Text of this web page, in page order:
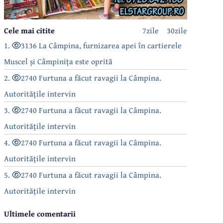
30zile
7zile
Cele mai citite
1.
3136 La Câmpina, furnizarea apei în cartierele
Muscel și Câmpinița este oprită
2.
2740 Furtuna a făcut ravagii la Câmpina.
Autoritățile intervin
3.
2740 Furtuna a făcut ravagii la Câmpina.
Autoritățile intervin
4.
2740 Furtuna a făcut ravagii la Câmpina.
Autoritățile intervin
5.
2740 Furtuna a făcut ravagii la Câmpina.
Autoritățile intervin
Ultimele comentarii